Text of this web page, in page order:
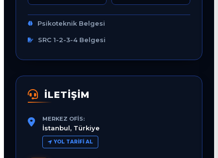
Psikoteknik Belgesi
SRC 1-2-3-4 Belgesi
İLETİŞİM
MERKEZ OFIS:
İstanbul, Türkiye
YOL TARIFI AL